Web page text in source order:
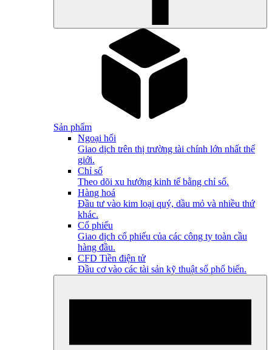
Sản phẩm
Ngoại hối
Giao dịch trên thị trường tài chính lớn nhất thế
giới.
Chỉ số
Theo dõi xu hướng kinh tế bằng chỉ số.
Hàng hoá
Đầu tư vào kim loại quý, dầu mỏ và nhiều thứ
khác.
Cổ phiếu
Giao dịch cổ phiếu của các công ty toàn cầu
hàng đầu.
CFD Tiền điện tử
Đầu cơ vào các tài sản kỹ thuật số phổ biến.